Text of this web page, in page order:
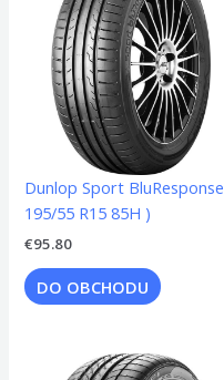
Dunlop Sport
195/55 R15 85H )
€95.80
DO OBCHODU